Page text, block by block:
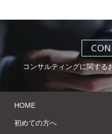
コンサルティングに関する
HOME
初めての方へ